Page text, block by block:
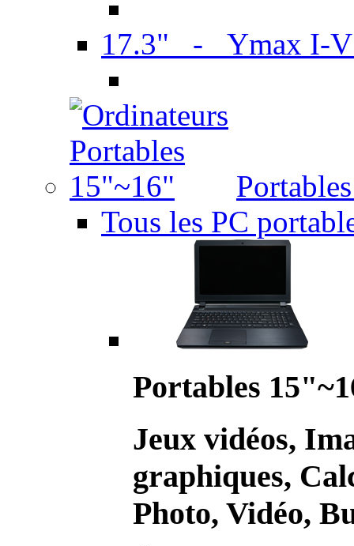
17.3" - Ymax I-
Tous les PC
Portables
Jeux vidéos,
graphiques,
Photo, Vidéo,